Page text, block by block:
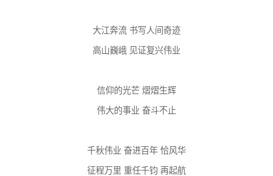
大江奔流 书写人间奇迹
高山巍峨 见证复兴伟业
信仰的光芒 熠熠生辉
伟大的事业 奋斗不止
千秋伟业 奋进百年 恰风华
征程万里 重任千钧 再起航